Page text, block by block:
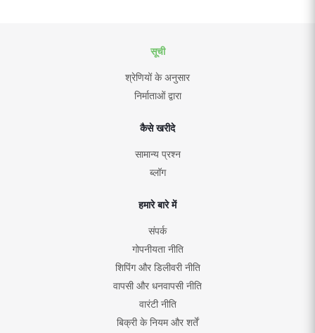
सूची
श्रेणियों के अनुसार
निर्माताओं द्वारा
कैसे खरीदे
सामान्य प्रश्न
ब्लॉग
हमारे बारे में
संपर्क
गोपनीयता नीति
शिपिंग और डिलीवरी नीति
वापसी और धनवापसी नीति
वारंटी नीति
बिक्री के नियम और शर्तें